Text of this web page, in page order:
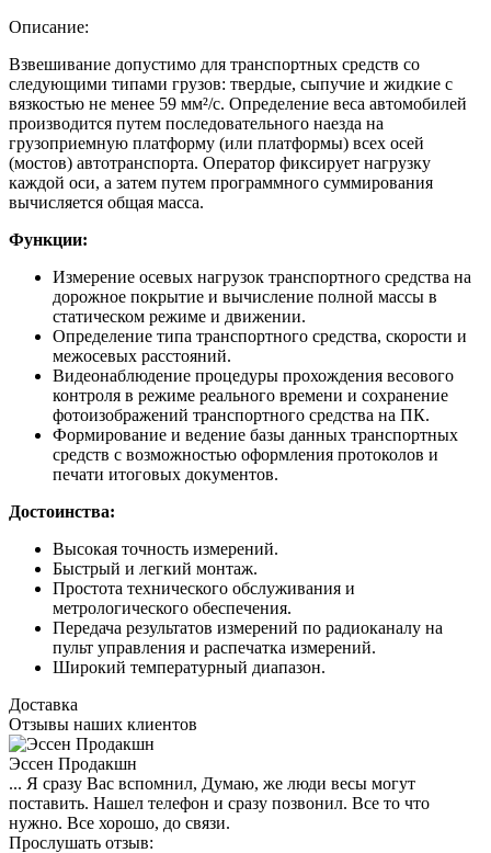
Описание:
Взвешивание допустимо для транспортных средств со
следующими типами грузов: твердые, сыпучие и жидкие с
вязкостью не менее 59 мм²/с. Определение веса автомобилей
производится путем последовательного наезда на
грузоприемную платформу (или платформы) всех осей
(мостов) автотранспорта. Оператор фиксирует нагрузку
каждой оси, а затем путем программного суммирования
вычисляется общая масса.
Функции:
Измерение осевых нагрузок транспортного средства на
дорожное покрытие и вычисление полной массы в
статическом режиме и движении.
Определение типа транспортного средства, скорости и
межосевых расстояний.
Видеонаблюдение процедуры прохождения весового
контроля в режиме реального времени и сохранение
фотоизображений транспортного средства на ПК.
Формирование и ведение базы данных транспортных
средств с возможностью оформления протоколов и
печати итоговых документов.
Достоинства:
Высокая точность измерений.
Быстрый и легкий монтаж.
Простота технического обслуживания и
метрологического обеспечения.
Передача результатов измерений по радиоканалу на
пульт управления и распечатка измерений.
Широкий температурный диапазон.
Доставка
Отзывы наших клиентов
Эссен Продакшн
... Я сразу Вас вспомнил, Думаю, же люди весы могут
поставить. Нашел телефон и сразу позвонил. Все то что
нужно. Все хорошо, до связи.
Прослушать отзыв: